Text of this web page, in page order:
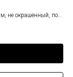
не окрашенный, под